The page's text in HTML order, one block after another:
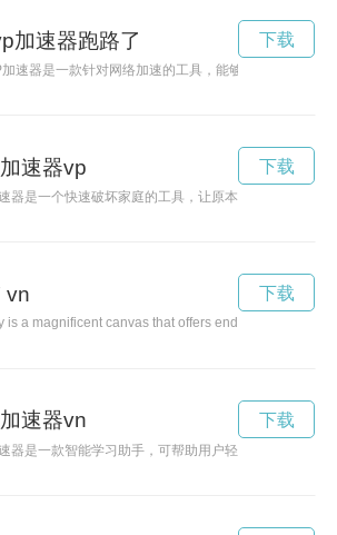
加速器跑路了
速器是一款针对网络加速的工具，能够帮助用户解决
下载
速器vp
器是一个快速破坏家庭的工具，让原本稳定的婚姻关系
下载
vn
is a magnificent canvas that offers endless beauty
下载
速器vn
器是一款智能学习助手，可帮助用户轻松掌握外语，
下载